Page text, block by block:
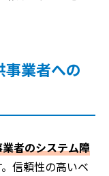
業者への
者のシステム障
信頼性の高いベ